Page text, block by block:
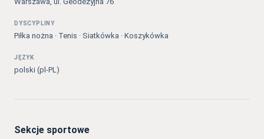
DYSCYPLINY
Piłka nożna · Tenis · Siatkówka · Koszykówka
JĘZYK
polski (pl-PL)
Sekcje sportowe